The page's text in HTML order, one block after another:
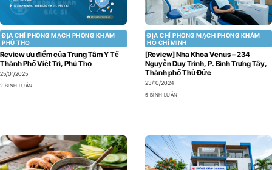
ĐỊA CHỈ PHÒNG MẠCH PHÒNG KHÁM
PHÚ THỌ
Review ưu điểm của Trung Tâm Y Tế
Thành Phố Việt Trì, Phú Thọ
25/01/2025
2 BÌNH LUẬN
ĐỊA CHỈ PHÒNG MẠCH PHÒNG KHÁM
HỒ CHÍ MINH
[Review] Nha Khoa Venus – 234
Nguyễn Duy Trinh, P. Bình Trưng Tây,
Thành phố Thủ Đức
23/10/2024
5 BÌNH LUẬN